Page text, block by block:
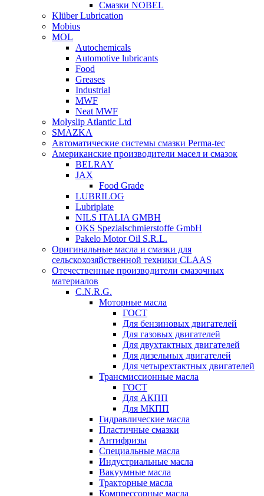
Смазки NOBEL
Klüber Lubrication
Mobius
MOL
Autochemicals
Automotive lubricants
Food
Greases
Industrial
MWF
Neat MWF
Molyslip Atlantic Ltd
SMAZKA
Автоматические системы смазки Perma-tec
Американские производители масел и смазок
BELRAY
JAX
Food Grade
LUBRILOG
Lubriplate
NILS ITALIA GMBH
OKS Spezialschmierstoffe GmbH
Pakelo Motor Oil S.R.L.
Оригинальные масла и смазки для
сельскохозяйственной техники CLAAS
Отечественные производители смазочных
материалов
C.N.R.G.
Моторные масла
ГОСТ
Для бензиновых двигателей
Для газовых двигателей
Для двухтактных двигателей
Для дизельных двигателей
Для четырехтактных двигателей
Трансмиссионные масла
ГОСТ
Для АКПП
Для МКПП
Гидравлические масла
Пластичные смазки
Антифризы
Специальные масла
Индустриальные масла
Вакуумные масла
Тракторные масла
Компрессорные масла